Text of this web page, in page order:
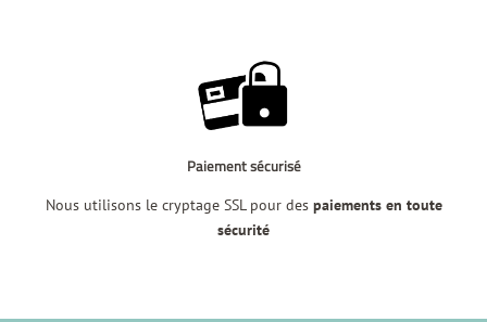
Paiement sécurisé
Nous utilisons le cryptage SSL pour des paiements en toute
sécurité